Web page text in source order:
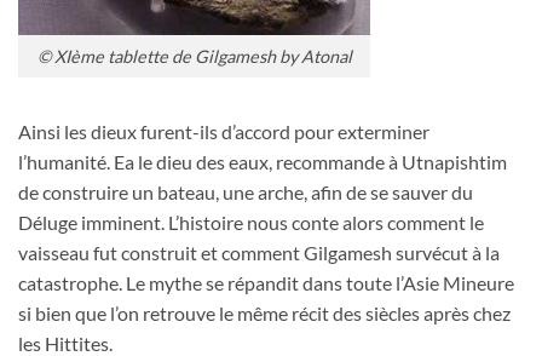
© XIème tablette de Gilgamesh by Atonal
Ainsi les dieux furent-ils d’accord pour exterminer
l’humanité. Ea le dieu des eaux, recommande à Utnapishtim
de construire un bateau, une arche, afin de se sauver du
Déluge imminent. L’histoire nous conte alors comment le
vaisseau fut construit et comment Gilgamesh survécut à la
catastrophe. Le mythe se répandit dans toute l’Asie Mineure
si bien que l’on retrouve le même récit des siècles après chez
les Hittites.